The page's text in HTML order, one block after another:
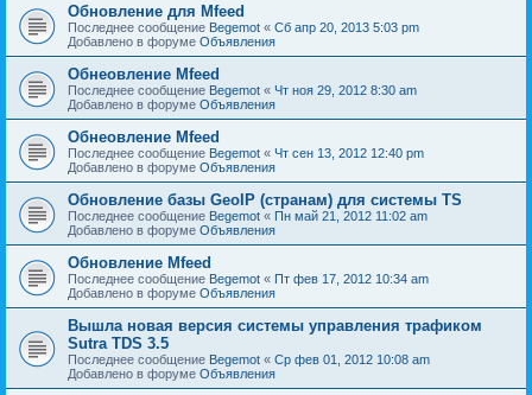
Обновление для Mfeed
Последнее сообщение Begemot « Сб апр 20, 2013 5:03 pm
Добавлено в форуме Объявления
Обнеовление Mfeed
Последнее сообщение Begemot « Чт ноя 29, 2012 8:30 am
Добавлено в форуме Объявления
Обнеовление Mfeed
Последнее сообщение Begemot « Чт сен 13, 2012 12:40 pm
Добавлено в форуме Объявления
Обновление базы GeoIP (странам) для системы TS
Последнее сообщение Begemot « Пн май 21, 2012 11:02 am
Добавлено в форуме Объявления
Обновление Mfeed
Последнее сообщение Begemot « Пт фев 17, 2012 10:34 am
Добавлено в форуме Объявления
Вышла новая версия системы управления трафиком
Sutra TDS 3.5
Последнее сообщение Begemot « Ср фев 01, 2012 10:08 am
Добавлено в форуме Объявления